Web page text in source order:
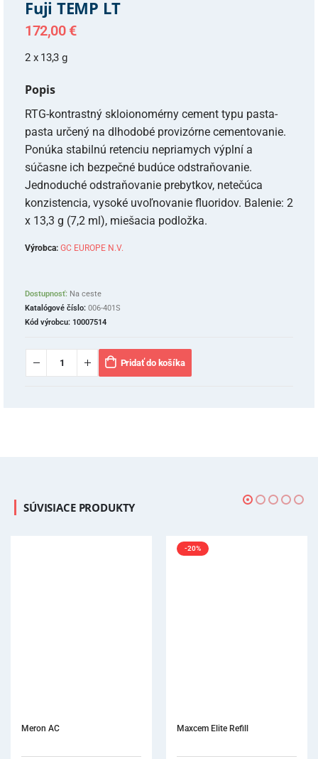
Fuji TEMP LT
172,00 €
2 x 13,3 g
Popis
RTG-kontrastný skloionomérny cement typu pasta-
pasta určený na dlhodobé provizórne cementovanie.
Ponúka stabilnú retenciu nepriamych výplní a
súčasne ich bezpečné budúce odstraňovanie.
Jednoduché odstraňovanie prebytkov, netečúca
konzistencia, vysoké uvoľnovanie fluoridov. Balenie: 2
x 13,3 g (7,2 ml), miešacia podložka.
Výrobca: GC EUROPE N.V.
Dostupnosť: Na ceste
Katalógové číslo: 006-401S
Kód výrobcu: 10007514
Pridať do košíka
SÚVISIACE PRODUKTY
Maxcem Elite Refill